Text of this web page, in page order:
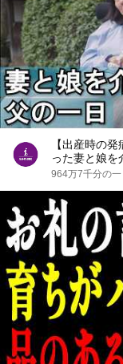
【出産時の
った妻と娘を
聖礼会 #ジャ
964万7千分の一